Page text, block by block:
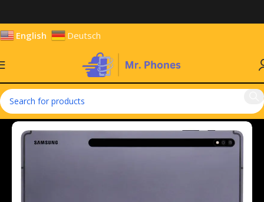
English Deutsch
Home Tablets Android Tablets